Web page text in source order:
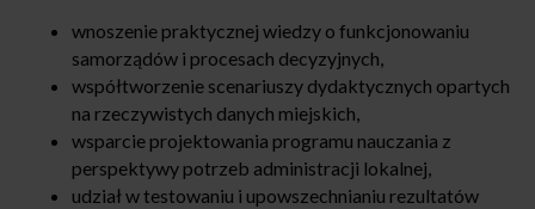
wnoszenie praktycznej wiedzy o funkcjonowaniu
samorządów i procesach decyzyjnych,
współtworzenie scenariuszy dydaktycznych opartych
na rzeczywistych danych miejskich,
wsparcie projektowania programu nauczania z
perspektywy potrzeb administracji lokalnej,
udział w testowaniu i upowszechnianiu rezultatów